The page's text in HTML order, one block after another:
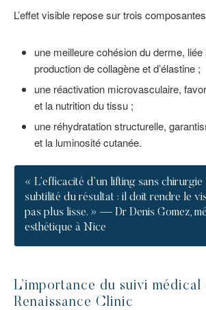
L’effet visible repose sur trois
une meilleure cohésion du derme,
production de collagène et d’élastine ;
une réactivation microvasculaire,
et la nutrition du tissu ;
une réhydratation structurelle,
et la luminosité cutanée.
« L’efficacité d’un lifting sans chirurgie
subtilité du résultat : il doit rendre le
pas plus lisse. » — Dr Denis Gomez,
esthétique à Nice
L’importance du suivi médical
Renaissance Clinic